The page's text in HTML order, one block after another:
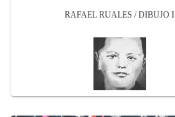
RAFAEL RUALES / DIBUJO I